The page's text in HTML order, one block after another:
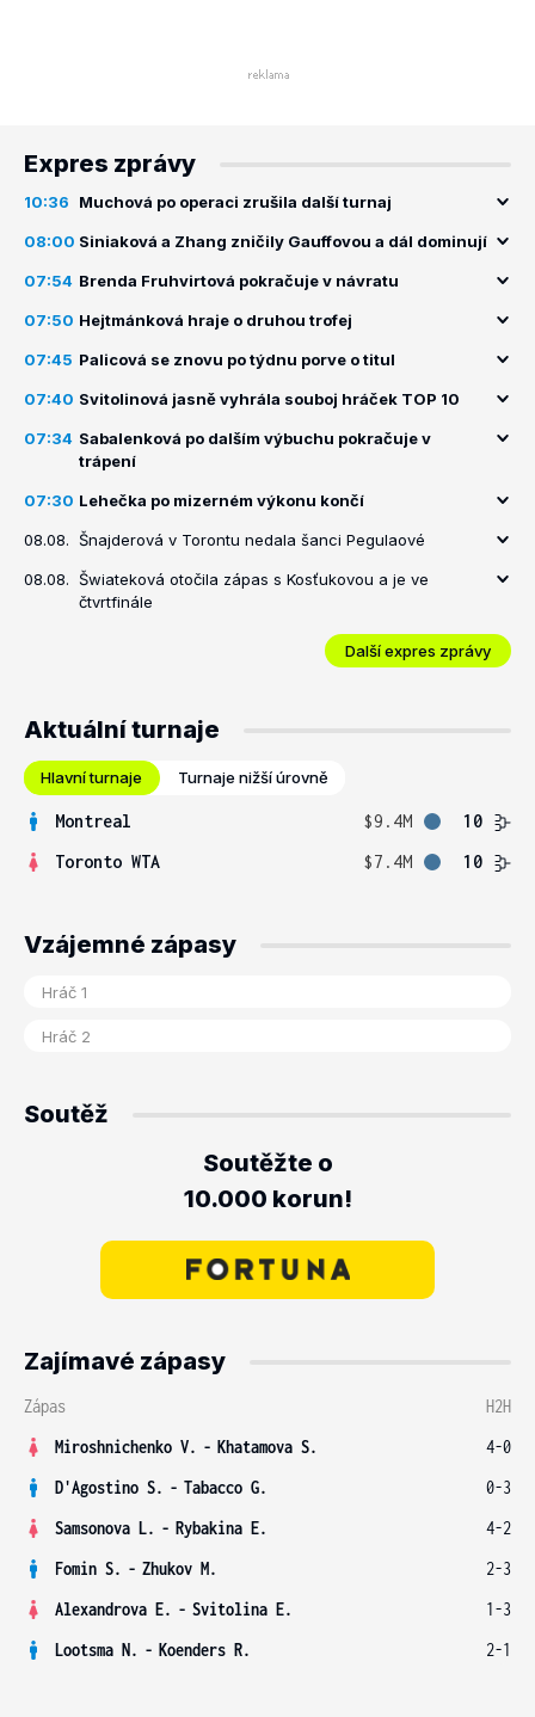
Expres zprávy
10:36 Muchová po operaci zrušila další turnaj
08:00 Siniaková a Zhang zničily Gauffovou a dál dominují
07:54 Brenda Fruhvirtová pokračuje v návratu
07:50 Hejtmánková hraje o druhou trofej
07:45 Palicová se znovu po týdnu porve o titul
07:40 Svitolinová jasně vyhrála souboj hráček TOP 10
07:34 Sabalenková po dalším výbuchu pokračuje v
trápení
07:30 Lehečka po mizerném výkonu končí
08.08. Šnajderová v Torontu nedala šanci Pegulaové
08.08. Šwiateková otočila zápas s Kosťukovou a je ve
čtvrtfinále
Další expres zprávy
Aktuální turnaje
Hlavní turnaje Turnaje nižší úrovně
Montreal $9.4M
10
Toronto WTA
$7.4M 10
Vzájemné zápasy
Soutěž
Soutěžte o
10.000 korun!
Zajímavé zápasy
Zápas
H2H
Miroshnichenko V. - Khatamova S.
4-0
D'Agostino S. - Tabacco G.
0-3
Samsonova L. - Rybakina E.
4-2
Fomin S. - Zhukov M.
2-3
Alexandrova E. - Svitolina E.
1-3
Lootsma N. - Koenders R. 2-1